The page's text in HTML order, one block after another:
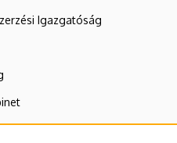
Igazgatóság